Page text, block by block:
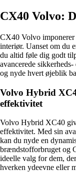
CX40 Volvo:
CX40 Volvo imponerer
interiør. Uanset om du
du altid føle dig godt
avancerede
og nyde hvert øjeblik
Volvo Hybrid
effektivitet
Volvo Hybrid XC40
effektivitet. Med sin
kan du nyde en
brændstofforbruget og
ideelle valg for dem,
hverken ydeevne eller